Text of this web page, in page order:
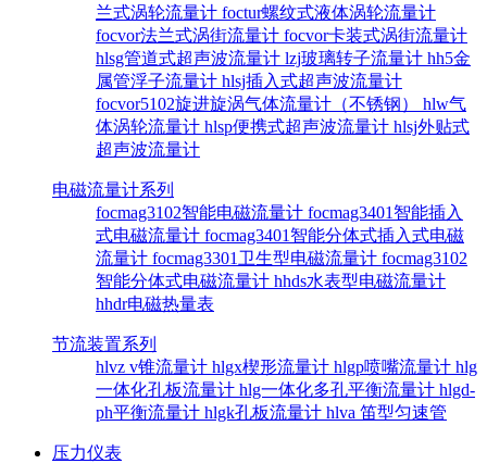
兰式涡轮流量计 foctur螺纹式液体涡轮流量计
focvor法兰式涡街流量计 focvor卡装式涡街流量计
hlsg管道式超声波流量计 lzj玻璃转子流量计 hh5金
属管浮子流量计 hlsj插入式超声波流量计
focvor5102旋进旋涡气体流量计（不锈钢） hlw气
体涡轮流量计 hlsp便携式超声波流量计 hlsj外贴式
超声波流量计
电磁流量计系列
focmag3102智能电磁流量计 focmag3401智能插入
式电磁流量计 focmag3401智能分体式插入式电磁
流量计 focmag3301卫生型电磁流量计 focmag3102
智能分体式电磁流量计 hhds水表型电磁流量计
hhdr电磁热量表
节流装置系列
hlvz v锥流量计 hlgx楔形流量计 hlgp喷嘴流量计 hlg
一体化孔板流量计 hlg一体化多孔平衡流量计 hlgd-
ph平衡流量计 hlgk孔板流量计 hlva 笛型匀速管
压力仪表